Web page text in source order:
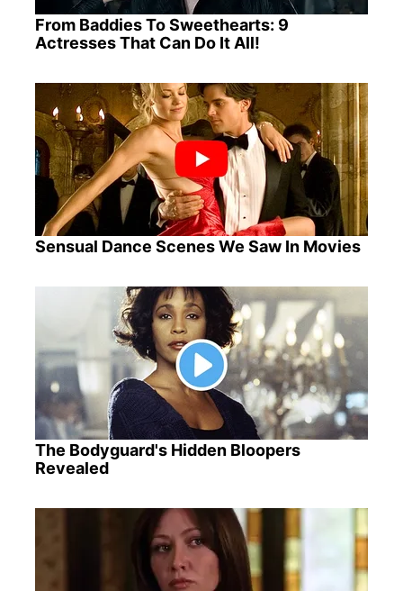
From Baddies To Sweethearts: 9
Actresses That Can Do It All!
Sensual Dance Scenes We Saw In Movies
The Bodyguard's Hidden Bloopers
Revealed